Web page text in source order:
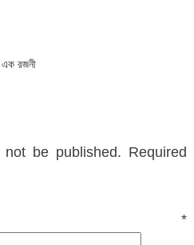
এক রজনী
be published. Required
*